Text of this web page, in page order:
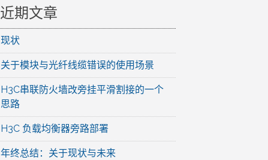
近期文章
现状
关于模块与光纤线缆错误的使用场景
H3C串联防火墙改旁挂平滑割接的一个
思路
H3C 负载均衡器旁路部署
年终总结：关于现状与未来